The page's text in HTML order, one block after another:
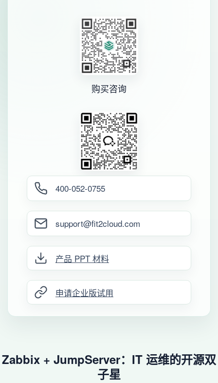
购买咨询
400-052-0755
support@fit2cloud.com
产品 PPT 材料
申请企业版试用
Zabbix + JumpServer：IT 运维的开源双
子星